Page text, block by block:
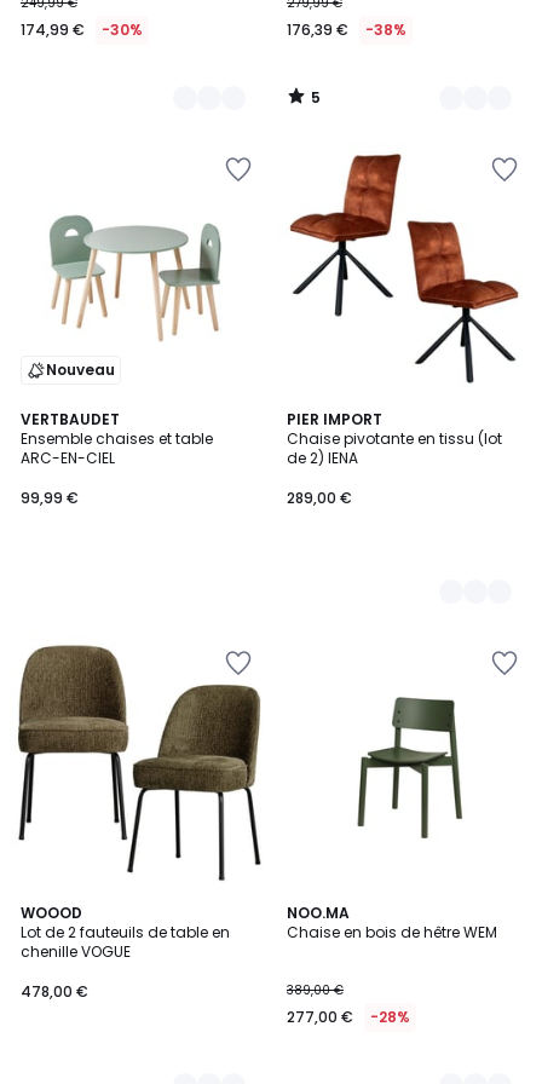
174,99 € -30% 176,39 € -38%
5
/
Nouveau
VERTBAUDET
Ensemble chaises et table
ARC-EN-CIEL
99,99 €
PIER IMPORT
Chaise pivotante en tissu (lot
de 2) IENA
289,00 €
6
Couleurs
WOOOD
Lot de 2 fauteuils de table en
chenille VOGUE
478,00 €
15
Couleurs
NOO.MA
Chaise en bois de hêtre WEM
389,00 €
277,00 € -28%
3
Couleurs